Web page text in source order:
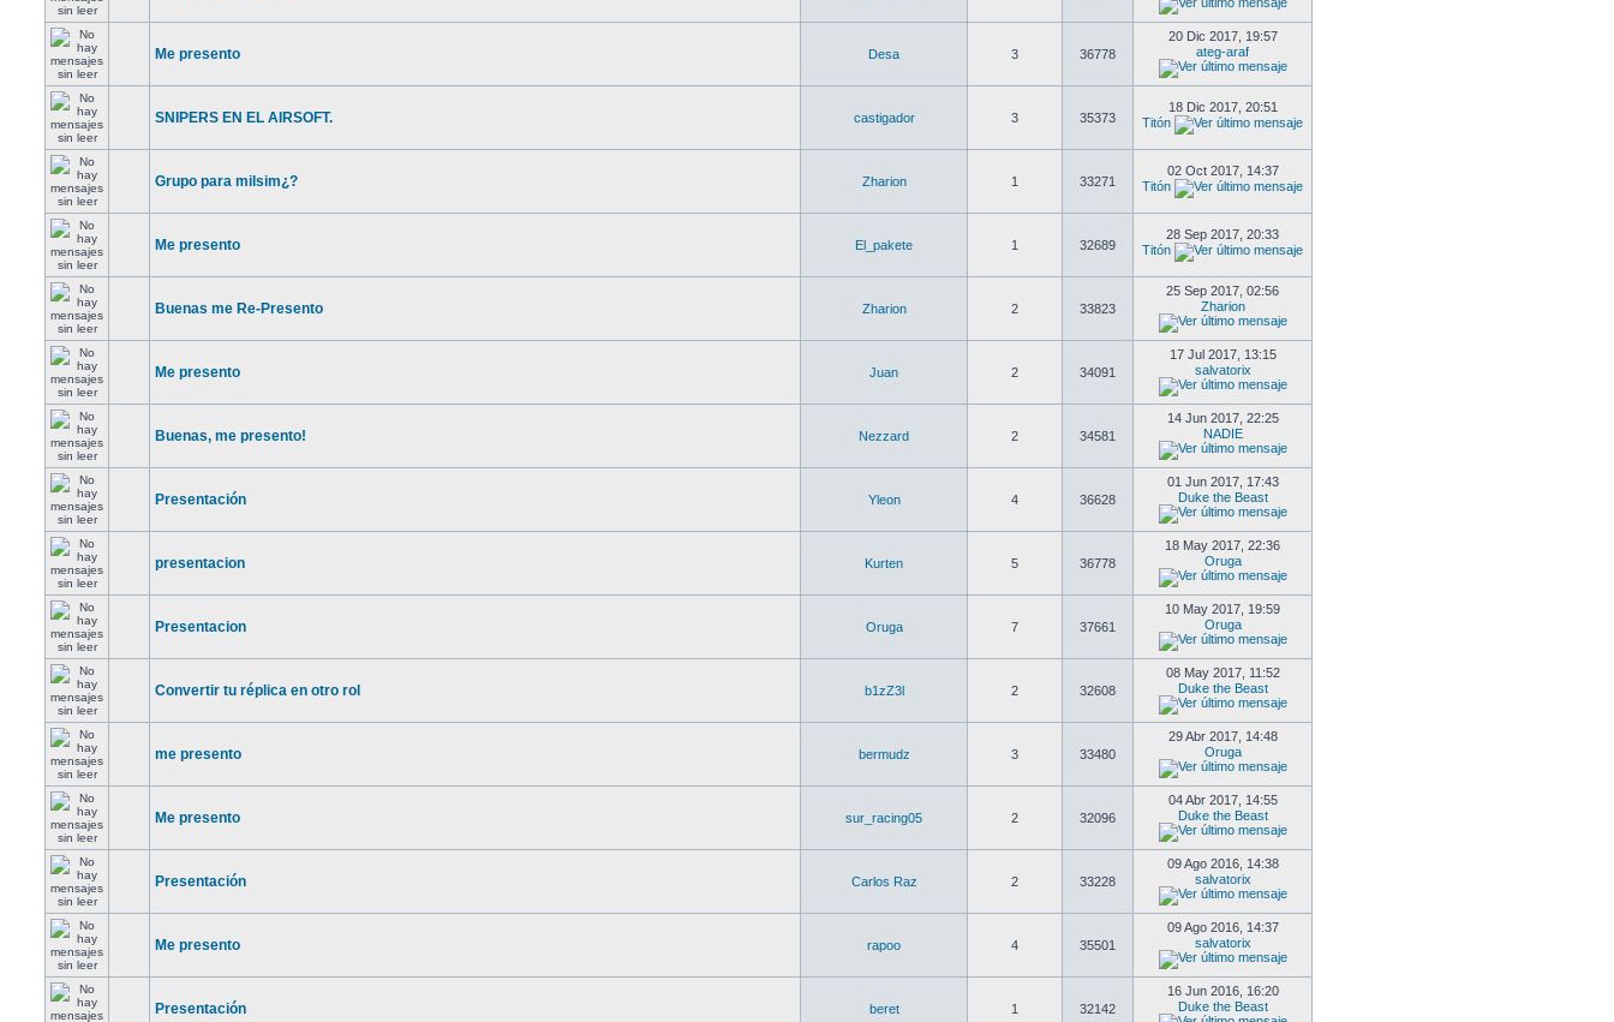
Me presento Desa 3 36778
20 Dic 2017, 19:57
ateg-araf
SNIPERS EN EL AIRSOFT. castigador 3 35373
18 Dic 2017, 20:51
Titón
Grupo para milsim¿? Zharion 1 33271
02 Oct 2017, 14:37
Titón
Me presento El_pakete 1 32689
28 Sep 2017, 20:33
Titón
Buenas me Re-Presento Zharion 2 33823
25 Sep 2017, 02:56
Zharion
Me presento Juan 2 34091
17 Jul 2017, 13:15
salvatorix
Buenas, me presento! Nezzard 2 34581
14 Jun 2017, 22:25
NADIE
Presentación Yleon 4 36628
01 Jun 2017, 17:43
Duke the Beast
presentacion Kurten 5 36778
18 May 2017, 22:36
Oruga
Presentacion Oruga 7 37661
10 May 2017, 19:59
Oruga
Convertir tu réplica en otro rol b1zZ3l 2 32608
08 May 2017, 11:52
Duke the Beast
me presento bermudz 3 33480
29 Abr 2017, 14:48
Oruga
Me presento sur_racing05 2 32096
04 Abr 2017, 14:55
Duke the Beast
Presentación Carlos Raz 2 33228
09 Ago 2016, 14:38
salvatorix
Me presento rapoo 4 35501
09 Ago 2016, 14:37
salvatorix
Presentación beret 1 32142
16 Jun 2016, 16:20
Duke the Beast